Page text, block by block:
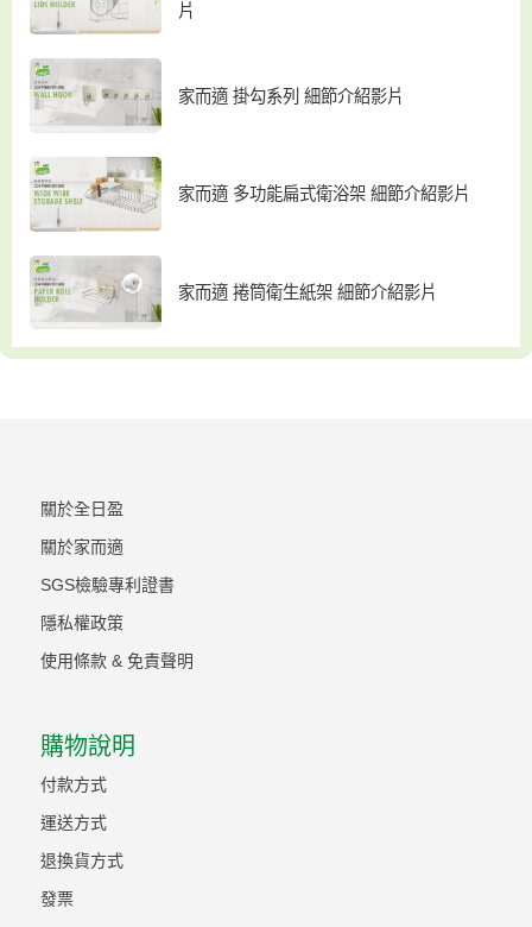
片
家而適 掛勾系列 細節介紹影片
家而適 多功能扁式衛浴架 細節介紹影片
家而適 捲筒衛生紙架 細節介紹影片
關於全日盈
關於家而適
SGS檢驗專利證書
隱私權政策
使用條款 & 免責聲明
購物說明
付款方式
運送方式
退換貨方式
發票